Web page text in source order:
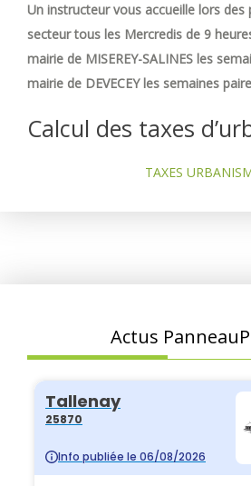
Un instructeur vous accueille lors des
secteur tous les Mercredis de 9
mairie de MISEREY-SALINES les
mairie de DEVECEY les semaines
Calcul des taxes
TAXES
Actus